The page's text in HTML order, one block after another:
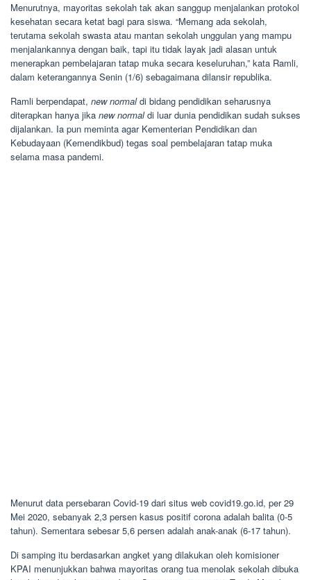
Menurutnya, mayoritas sekolah tak akan sanggup menjalankan protokol
kesehatan secara ketat bagi para siswa. “Memang ada sekolah,
terutama sekolah swasta atau mantan sekolah unggulan yang mampu
menjalankannya dengan baik, tapi itu tidak layak jadi alasan untuk
menerapkan pembelajaran tatap muka secara keseluruhan,” kata Ramli,
dalam keterangannya Senin (1/6) sebagaimana dilansir republika.
Ramli berpendapat, new normaldi bidang pendidikan seharusnya
diterapkan hanya jika new normaldi luar dunia pendidikan sudah sukses
dijalankan. Ia pun meminta agar Kementerian Pendidikan dan
Kebudayaan (Kemendikbud) tegas soal pembelajaran tatap muka
selama masa pandemi.
Menurut data persebaran Covid-19 dari situs web covid19.go.id, per 29
Mei 2020, sebanyak 2,3 persen kasus positif corona adalah balita (0-5
tahun). Sementara sebesar 5,6 persen adalah anak-anak (6-17 tahun).
Di samping itu berdasarkan angket yang dilakukan oleh komisioner
KPAI menunjukkan bahwa mayoritas orang tua menolak sekolah dibuka